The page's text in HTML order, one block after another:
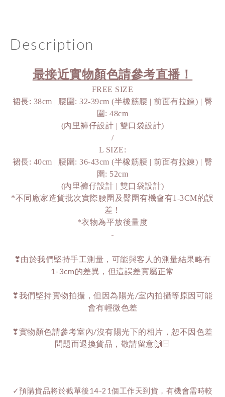
Description
最接近實物顏色請參考直播！
FREE SIZE
裙長: 38cm | 腰圍: 32-39cm (半橡筋腰 | 前面有拉鍊) | 臀
圍: 48cm
(內里褲仔設計 | 雙口袋設計)
/
L SIZE:
裙長: 40cm | 腰圍: 36-43cm (半橡筋腰 | 前面有拉鍊) | 臀
圍: 52cm
(內里褲仔設計 | 雙口袋設計)
*不同廠家造貨批次實際腰圍及臀圍有機會有1-3CM的誤
差！
*衣物為平放後量度
-
❣由於我們堅持手工測量，可能與客人的測量結果略有
1-3cm的差異，但這誤差實屬正常
❣我們堅持實物拍攝，但因為陽光/室內拍攝等原因可能
會有輕微色差
❣實物顏色請參考室內/沒有陽光下的相片，恕不因色差
問題而退換貨品，敬請留意🙌🏻
✓預購貨品將於截單後14-21個工作天到貨，有機會需時較